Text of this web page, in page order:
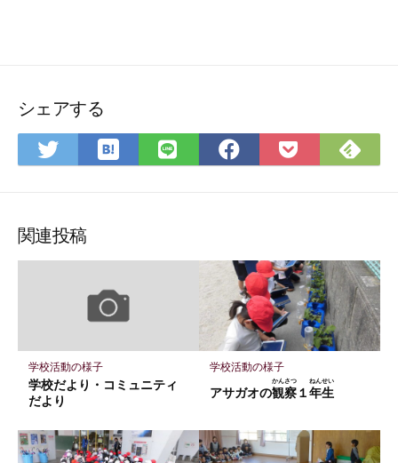
シェアする
Twitter
ェ
ア
は
ッ
マ
ー
に
保
LINE
ア
Facebook
ア
Pocket
Feedly
関連投稿
学校活動の様子
学校だより・コミュニティ
だより
学校活動の様子
アサガオの観察
かんさつ
１年生
ねんせい